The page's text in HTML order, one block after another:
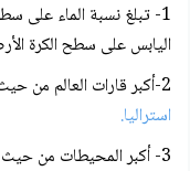
1- تبلغ نسبة الماء على سطح الكرة الأرضية حوالى
اليابس على سطح الكرة
2-أكبر قارات العالم من حيث المساحة هي قارة
استراليا.
3- أكبر المحيطات من حيث المساحة المحيط.